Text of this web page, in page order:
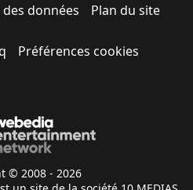
données Plan du site
Préférences cookies
© 2008 - 2026